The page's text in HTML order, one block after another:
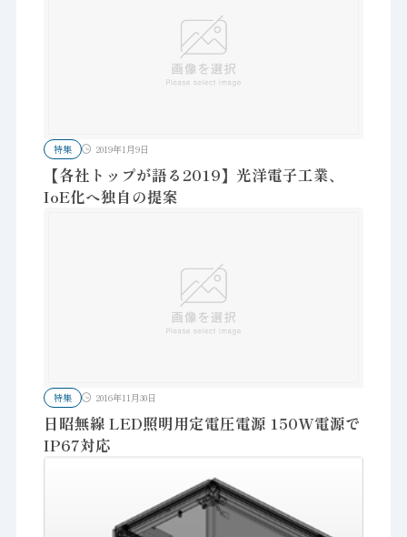
特集 2019年1月9日
【各社トップが語る2019】光洋電子工業、
IoE化へ独自の提案
特集 2016年11月30日
日昭無線 LED照明用定電圧電源 150W電源で
IP67対応